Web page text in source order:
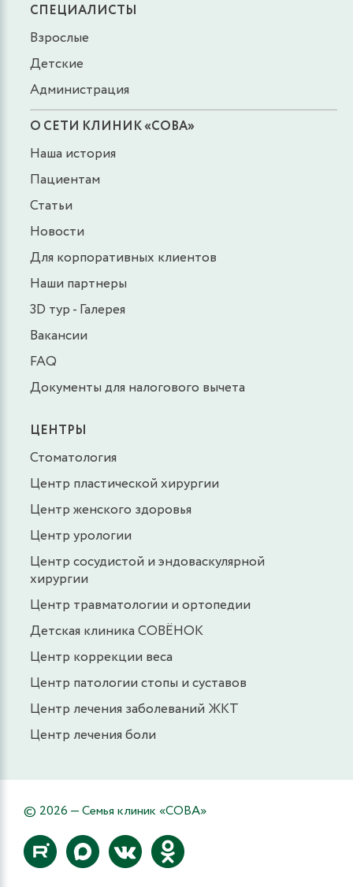
СПЕЦИАЛИСТЫ
Взрослые
Детские
Администрация
О СЕТИ КЛИНИК «СОВА»
Наша история
Пациентам
Статьи
Новости
Для корпоративных клиентов
Наши партнеры
3D тур - Галерея
Вакансии
FAQ
Документы для налогового вычета
ЦЕНТРЫ
Стоматология
Центр пластической хирургии
Центр женского здоровья
Центр урологии
Центр сосудистой и эндоваскулярной
хирургии
Центр травматологии и ортопедии
Детская клиника СОВЁНОК
Центр коррекции веса
Центр патологии стопы и суставов
Центр лечения заболеваний ЖКТ
Центр лечения боли
© 2026 — Семья клиник «СОВА»